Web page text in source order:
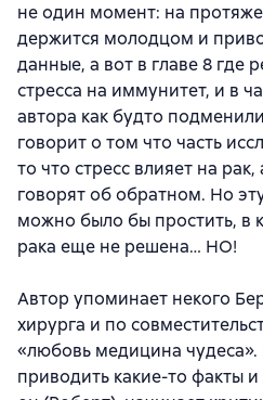
не один момент: на
держится молодцом и
данные, а вот в главе 8 где
стресса на иммунитет, и в
автора как будто
говорит о том что часть
то что стресс влияет на
говорят об обратном. Но
можно было бы простить, в
рака еще не решена… НО!
Автор упоминает некого
хирурга и по
«любовь медицина чудеса».
приводить какие-то факты